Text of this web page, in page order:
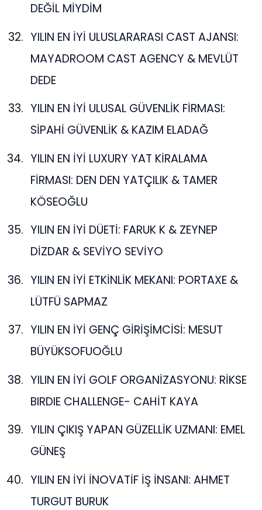
DEĞİL MİYDİM
YILIN EN İYİ ULUSLARARASI CAST AJANSI:
MAYADROOM CAST AGENCY & MEVLÜT
DEDE
YILIN EN İYİ ULUSAL GÜVENLİK FİRMASI:
SİPAHİ GÜVENLİK & KAZIM ELADAĞ
YILIN EN İYİ LUXURY YAT KİRALAMA
FİRMASI: DEN DEN YATÇILIK & TAMER
KÖSEOĞLU
YILIN EN İYİ DÜETİ: FARUK K & ZEYNEP
DİZDAR & SEVİYO SEVİYO
YILIN EN İYİ ETKİNLİK MEKANI: PORTAXE &
LÜTFÜ SAPMAZ
YILIN EN İYİ GENÇ GİRİŞİMCİSİ: MESUT
BÜYÜKSOFUOĞLU
YILIN EN İYİ GOLF ORGANİZASYONU: RİKSE
BIRDIE CHALLENGE- CAHİT KAYA
YILIN ÇIKIŞ YAPAN GÜZELLİK UZMANI: EMEL
GÜNEŞ
YILIN EN İYİ İNOVATİF İŞ İNSANI: AHMET
TURGUT BURUK